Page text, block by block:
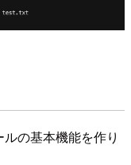
の基本機能を作り